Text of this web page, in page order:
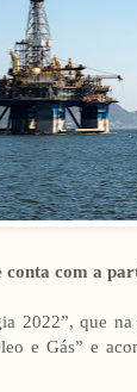
conta com a
2022”, que na
e Gás” e